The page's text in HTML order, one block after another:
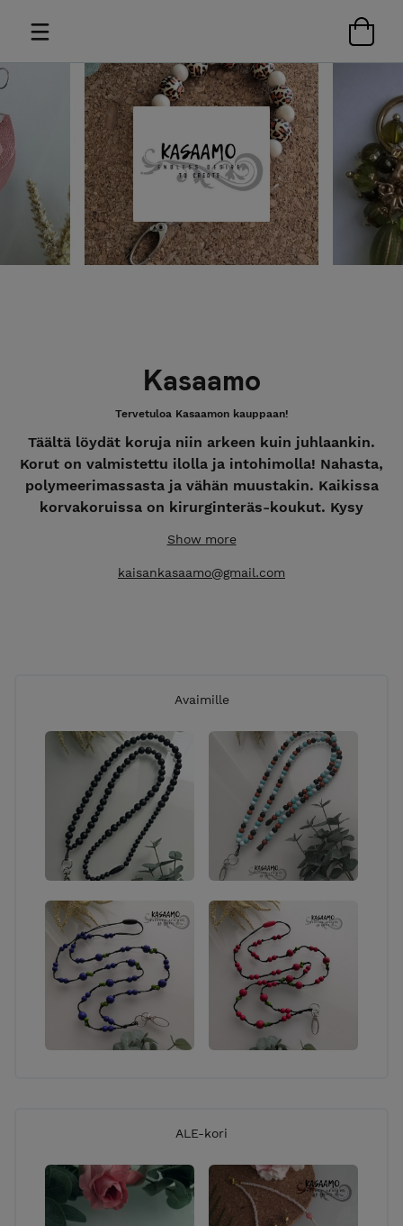
Kasaamo
Tervetuloa Kasaamon kauppaan!
Täältä löydät koruja niin arkeen kuin juhlaankin.
Korut on valmistettu ilolla ja intohimolla! Nahasta,
polymeerimassasta ja vähän muustakin. Kaikissa
korvakoruissa on kirurginteräs-koukut. Kysy
luomiseen - käsityötä Kangasalta.
Show more
kaisankasaamo@gmail.com
Avaimille
ALE-kori